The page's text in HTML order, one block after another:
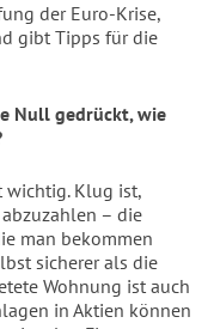
der Euro-Krise,
gibt Tipps für die
Null gedrückt, wie
wichtig. Klug ist,
– die
man bekommen
sicherer als die
Wohnung ist auch
in Aktien können